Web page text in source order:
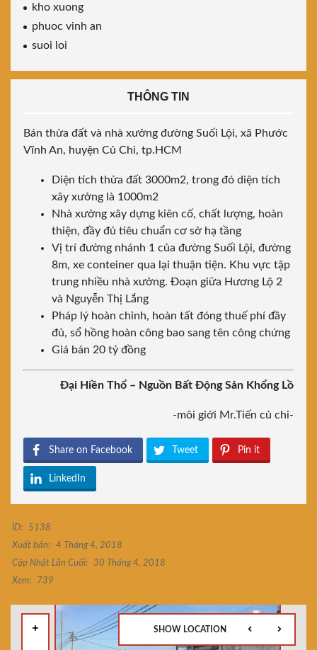
kho xuong
phuoc vinh an
suoi loi
THÔNG TIN
Bán thửa đất và nhà xưởng đường Suối Lội, xã Phước
Vĩnh An, huyện Củ Chi, tp.HCM
Diện tích thửa đất 3000m2, trong đó diện tích
xây xưởng là 1000m2
Nhà xưởng xây dựng kiên cố, chất lượng, hoàn
thiện, đầy đủ tiêu chuẩn cơ sở hạ tầng
Vị trí đường nhánh 1 của đường Suối Lội, đường
8m, xe conteiner qua lại thuận tiện. Khu vực tập
trung nhiều nhà xưởng. Đoạn giữa Hương Lộ 2
và Nguyễn Thị Lắng
Pháp lý hoàn chỉnh, hoàn tất đóng thuế phí đầy
đủ, sổ hồng hoàn công bao sang tên công chứng
Giá bán 20 tỷ đồng
Đại Hiền Thổ – Nguồn Bất Động Sản Khổng Lồ
-môi giới Mr.Tiến củ chi-
Share on Facebook Tweet Pin it
LinkedIn
ID:
5138
Xuất bản:
4 Tháng 4, 2018
Cập Nhật Lần Cuối:
30 Tháng 4, 2018
Xem:
739
SHOW LOCATION